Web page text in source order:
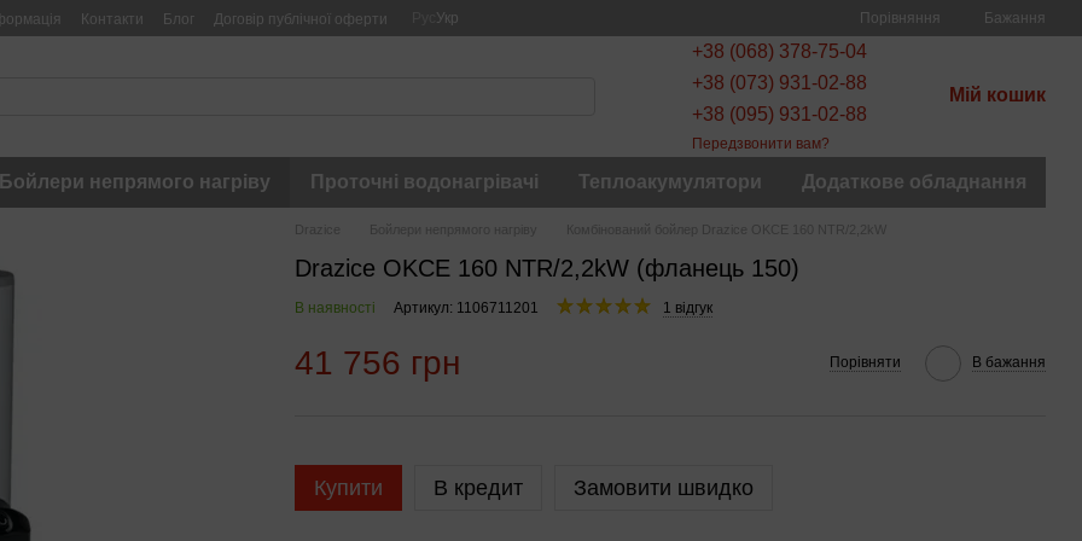
Контакти Блог Договір публічної оферти Укр Порівняння Бажання
+38 (068) 378-75-04
+38 (073) 931-02-88
+38 (095) 931-02-88
Передзвонити вам?
Мій кошик
Бойлери непрямого нагріву Проточні водонагрівачі Теплоакумулятори Додаткове обладнання
Drazice Бойлери непрямого нагріву Комбінований бойлер Drazice OKCE 160 NTR/2,2kW
Drazice OKCE 160 NTR/2,2kW (фланець 150)
В наявності Артикул: 1106711201 1 відгук
41 756 грн Порівняти В бажання
Купити В кредит Замовити швидко